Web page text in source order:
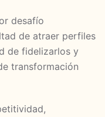
desafío
de atraer perfiles
de fidelizarlos y
transformación